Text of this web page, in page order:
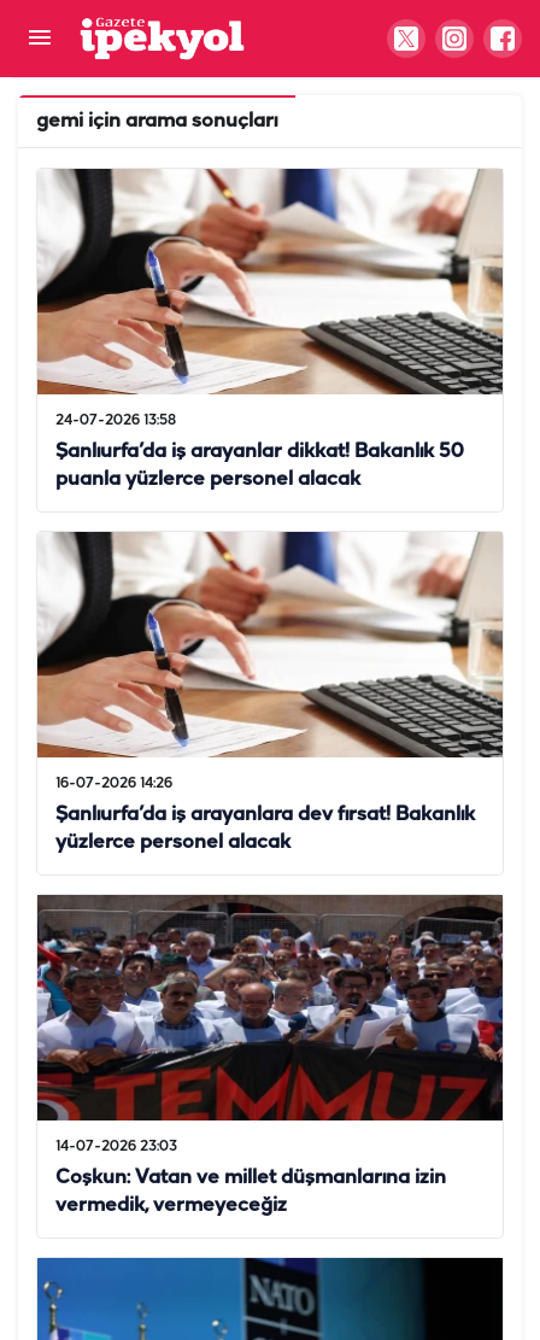
gemi için arama sonuçları
24-07-2026 13:58
Şanlıurfa’da iş arayanlar dikkat! Bakanlık 50
puanla yüzlerce personel alacak
16-07-2026 14:26
Şanlıurfa’da iş arayanlara dev fırsat! Bakanlık
yüzlerce personel alacak
14-07-2026 23:03
Coşkun: Vatan ve millet düşmanlarına izin
vermedik, vermeyeceğiz